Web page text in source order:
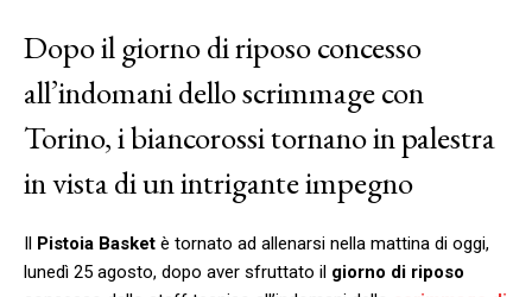
Dopo il giorno di riposo concesso
all’indomani dello scrimmage con
Torino, i biancorossi tornano in palestra
in vista di un intrigante impegno
Il Pistoia Basket è tornato ad allenarsi nella mattina di oggi,
lunedì 25 agosto, dopo aver sfruttato il giorno di riposo